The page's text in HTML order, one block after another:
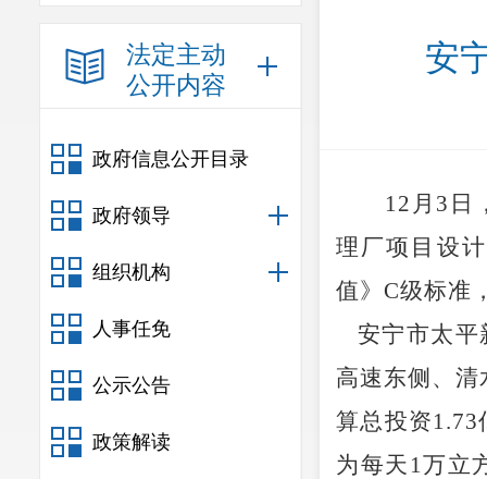
法定主动
公开内容
政府信息公开目录
政府领导
组织机构
人事任免
公示公告
政策解读
安
12月3日
理厂项目设
值》C级标准
安宁市太
高速东侧、
算总投资
为每天1万立